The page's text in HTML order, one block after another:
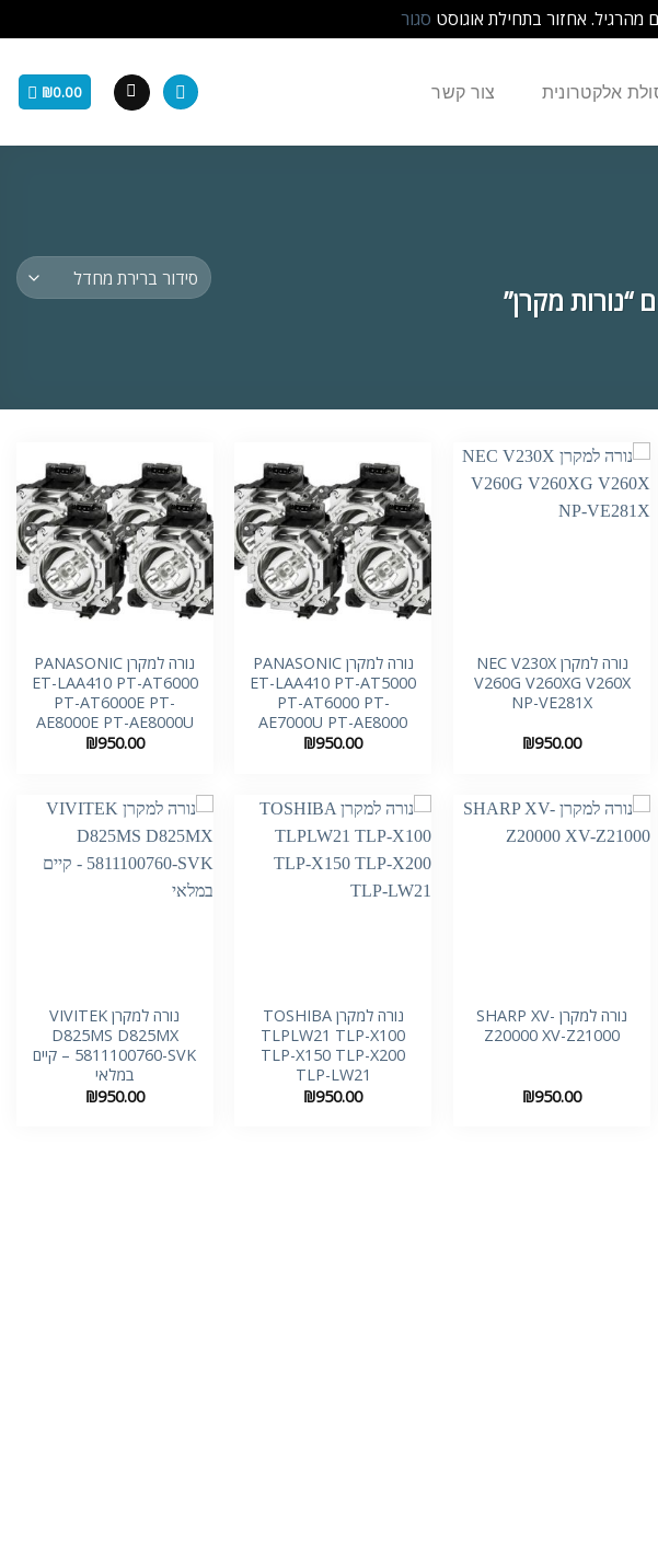
מהרגיל. אחזור בתחילת אוגוסט סגור
אלקטרונית צור קשר ₪0.00
“נורות מקרן”
נורה למקרן NEC V230X
V260G V260XG V260X
NP-VE281X
₪950.00
נורה למקרן PANASONIC
ET-LAA410 PT-AT5000
PT-AT6000 PT-
AE7000U PT-AE8000
₪950.00
נורה למקרן PANASONIC
ET-LAA410 PT-AT6000
PT-AT6000E PT-
AE8000E PT-AE8000U
₪950.00
נורה למקרן SHARP XV-
Z20000 XV-Z21000
₪950.00
נורה למקרן TOSHIBA
TLPLW21 TLP-X100
TLP-X150 TLP-X200
TLP-LW21
₪950.00
נורה למקרן VIVITEK
D825MS D825MX
5811100760-SVK – קיים
במלאי
₪950.00